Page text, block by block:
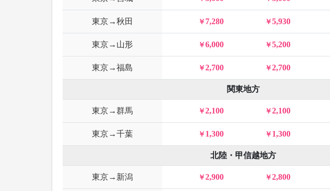
東京→秋田 7,280 5,930
東京→山形 6,000 5,200
東京→福島 2,700 2,700
関東地方
東京→群馬 2,100 2,100
東京→千葉 1,300 1,300
北陸・甲信越地方
東京→新潟 2,900 2,800